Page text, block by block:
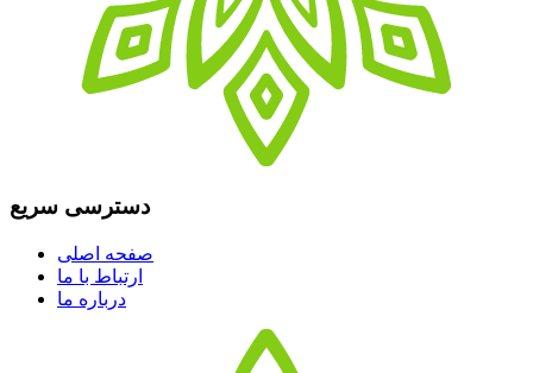
دسترسی سریع
صفحه اصلی
ارتباط با ما
درباره ما